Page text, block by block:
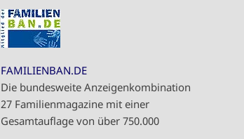
FAMILIENBAN.DE
Die bundesweite Anzeigenkombination
27 Familienmagazine mit einer
Gesamtauflage von über 750.000